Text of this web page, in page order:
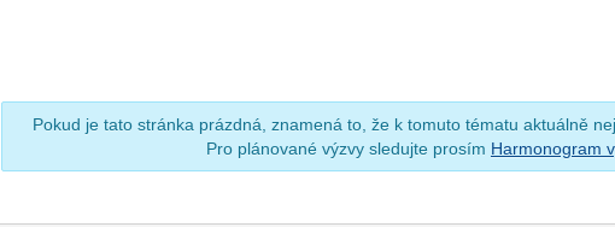
Pokud je tato stránka prázdná, znamená to, že k tomuto tématu aktuálně
Pro plánované výzvy sledujte prosím Harmonogram